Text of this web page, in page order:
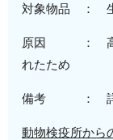
対象物品 ：
原因 ：
れたため
備考 ： 詳細
動物検疫所から